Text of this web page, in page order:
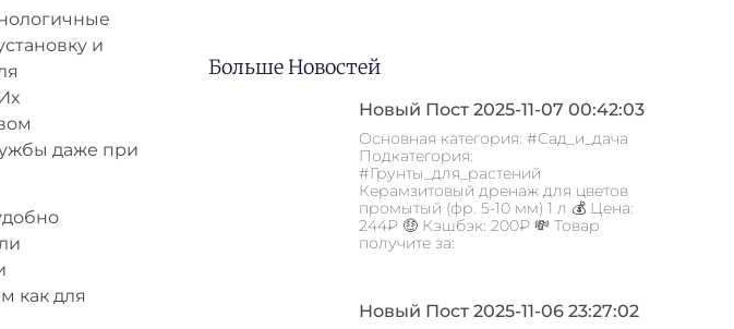
и
даже при
как для
Больше Новостей
Новый Пост 2025-11-07 00:42:03
Основная категория: #Сад_и_дача
Подкатегория:
#Грунты_для_растений
Керамзитовый дренаж для цветов
промытый (фр. 5-10 мм) 1 л 💰 Цена:
244₽ 🤑 Кэшбэк: 200₽ 💸 Товар
получите за:
Новый Пост 2025-11-06 23:27:02